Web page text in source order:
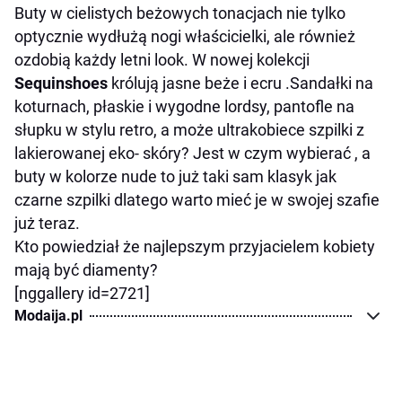
Buty w cielistych beżowych tonacjach nie tylko
optycznie wydłużą nogi właścicielki, ale również
ozdobią każdy letni look. W nowej kolekcji
Sequinshoes królują jasne beże i ecru .Sandałki na
koturnach, płaskie i wygodne lordsy, pantofle na
słupku w stylu retro, a może ultrakobiece szpilki z
lakierowanej eko- skóry? Jest w czym wybierać , a
buty w kolorze nude to już taki sam klasyk jak
czarne szpilki dlatego warto mieć je w swojej szafie
już teraz.
Kto powiedział że najlepszym przyjacielem kobiety
mają być diamenty?
[nggallery id=2721]
Modaija.pl